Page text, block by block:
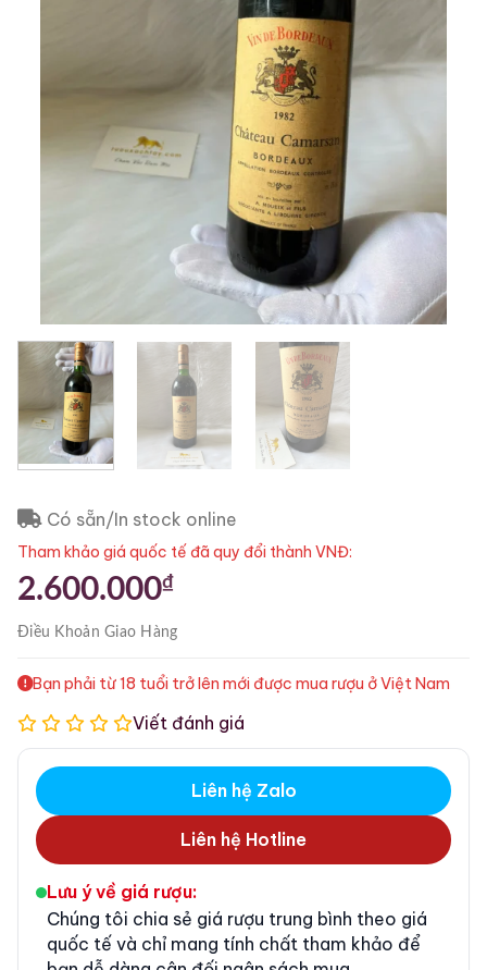
Có sẵn/In stock online
Tham khảo giá quốc tế đã quy đổi thành VNĐ:
2.600.000₫
Điều KhoảnGiao Hàng
Bạn phải từ 18 tuổi trở lên mới được mua rượu ở Việt Nam
Viết đánh giá
Liên hệ Zalo
Liên hệ Hotline
Lưu ý về giá rượu:
Chúng tôi chia sẻ giá rượu trung bình theo giá
quốc tế và chỉ mang tính chất tham khảo để